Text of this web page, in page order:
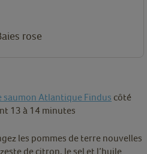
rose
saumon Atlantique Findus côté
13 à 14 minutes
les pommes de terre nouvelles
de citron, le sel et l’huile.